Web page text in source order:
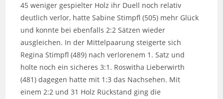
45 weniger gespielter Holz ihr Duell noch relativ
deutlich verlor, hatte Sabine Stimpfl (505) mehr Glück
und konnte bei ebenfalls 2:2 Sätzen wieder
ausgleichen. In der Mittelpaarung steigerte sich
Regina Stimpfl (489) nach verlorenem 1. Satz und
holte noch ein sicheres 3:1. Roswitha Lieberwirth
(481) dagegen hatte mit 1:3 das Nachsehen. Mit
einem 2:2 und 31 Holz Rückstand ging die